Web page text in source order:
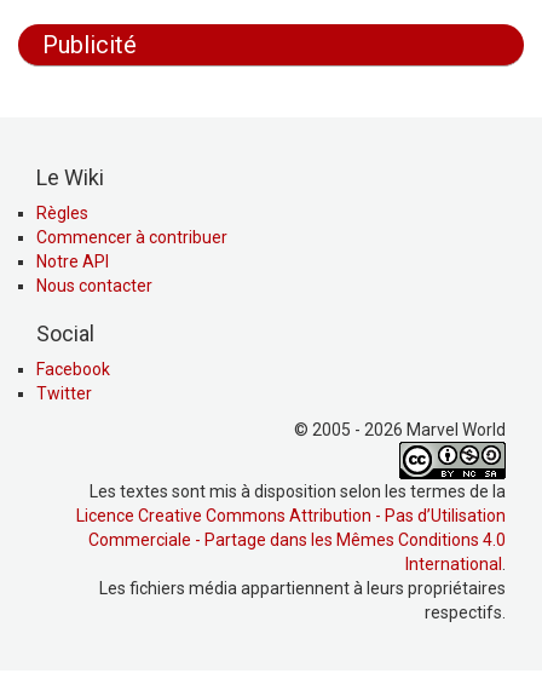
Publicité
Le Wiki
Règles
Commencer à contribuer
Notre API
Nous contacter
Social
Facebook
Twitter
© 2005 - 2026 Marvel World
Les textes sont mis à disposition selon les termes de la
Licence Creative Commons Attribution - Pas d’Utilisation
Commerciale - Partage dans les Mêmes Conditions 4.0
International .
Les fichiers média appartiennent à leurs propriétaires
respectifs.